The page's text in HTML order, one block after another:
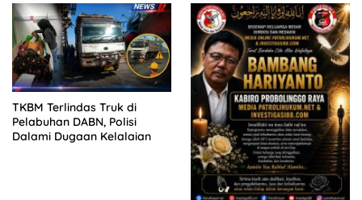
KELUARGA KORBAN
MENGAMUK DI PN MALANG
TKBM Terlindas Truk di
Pelabuhan DABN, Polisi
Dalami Dugaan Kelalaian